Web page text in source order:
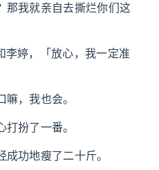
那我就亲自去撕烂你们这
李婷，「放心，我一定准
，我也会。
扮了一番。
功地瘦了二十斤。